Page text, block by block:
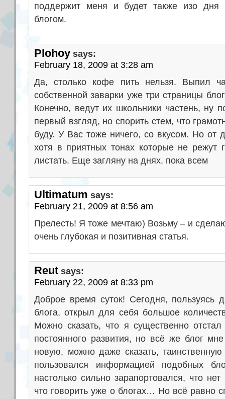
поддержит меня и будет также изо дня
блогом.
Plohoy says:
February 18, 2009 at 3:28 am
Да, столько кофе пить нельзя. Выпил
собственной заварки уже три страницы
Конечно, ведут их школьники частень, ну
первый взгляд, но спорить стем, что
буду. У Вас тоже ничего, со вкусом. Но от
хотя в приятных тонах которые не режут
листать. Еще загляну на днях. пока всем
Ultimatum says:
February 21, 2009 at 8:56 am
Прелесть! Я тоже мечтаю) Возьму – и
очень глубокая и позитивная статья.
Reut says:
February 22, 2009 at 8:33 pm
Доброе время суток! Сегодня, пользуясь
блога, открыл для себя большое
Можно сказать, что я существенно
постоянного развития, но всё же блог
новую, можно даже сказать,
пользовался информацией подобных
настолько сильно зарапортовался, что
что говорить уже о блогах… Но всё равно